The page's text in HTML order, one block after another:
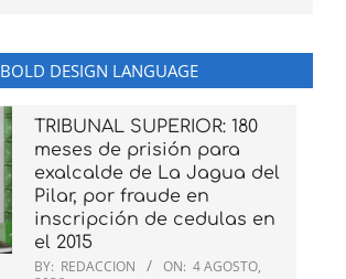
BOLD DESIGN LANGUAGE
TRIBUNAL SUPERIOR: 180
meses de prisión para
exalcalde de La Jagua del
Pilar, por fraude en
inscripción de cedulas en
el 2015
BY: REDACCION ON: 4 AGOSTO,